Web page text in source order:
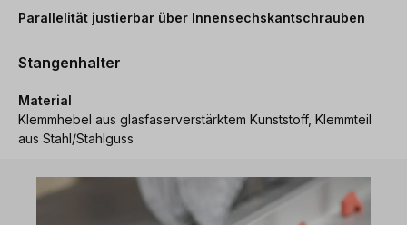
Parallelität justierbar über Innensechskantschrauben
Stangenhalter
Material
Klemmhebel aus glasfaserverstärktem Kunststoff, Klemmteil
aus Stahl/Stahlguss